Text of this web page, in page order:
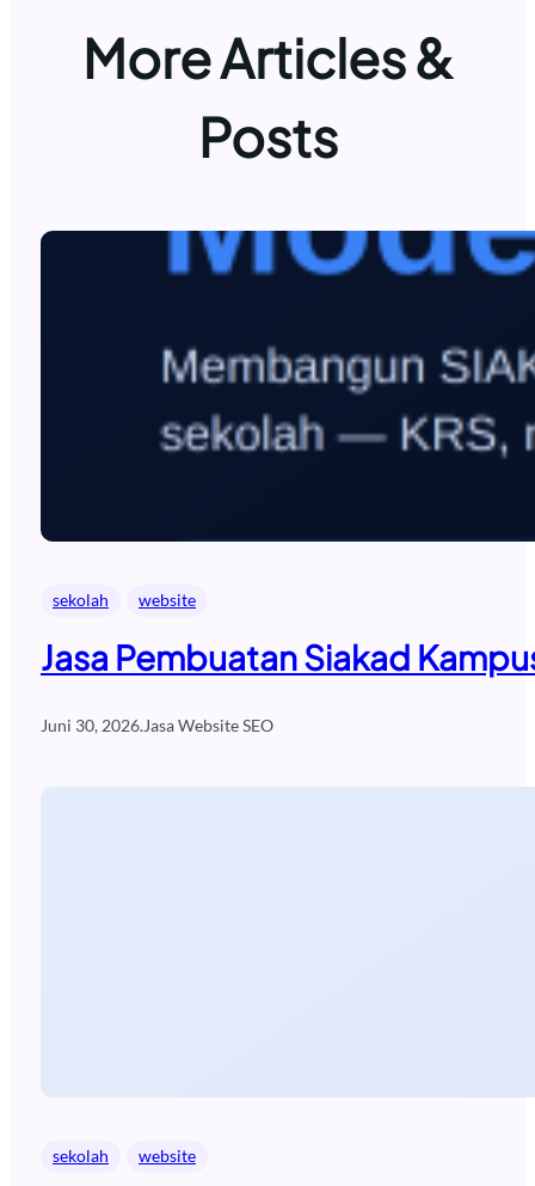
More Articles &
Posts
sekolah website
Jasa Pembuatan Siakad
Juni 30, 2026.Jasa Website SEO
sekolah website